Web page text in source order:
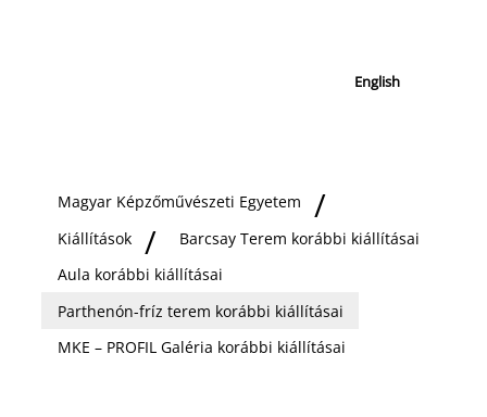
English
Magyar Képzőművészeti Egyetem
Kiállítások
Barcsay Terem korábbi kiállításai
Aula korábbi kiállításai
Parthenón-fríz terem korábbi kiállításai
MKE – PROFIL Galéria korábbi kiállításai